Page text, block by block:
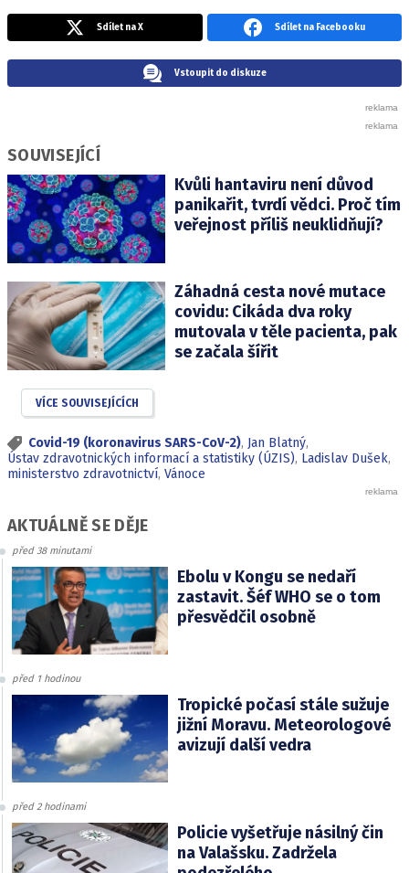
Sdílet na X Sdílet na Facebooku
Vstoupit do diskuze
SOUVISEJÍCÍ
Kvůli hantaviru není důvod
panikařit, tvrdí vědci. Proč tím
veřejnost příliš neuklidňují?
Záhadná cesta nové mutace
covidu: Cikáda dva roky
mutovala v těle pacienta, pak
se začala šířit
VÍCE SOUVISEJÍCÍCH
Covid-19 (koronavirus SARS-CoV-2), Jan Blatný,
Ústav zdravotnických informací a statistiky (ÚZIS), Ladislav Dušek,
ministerstvo zdravotnictví, Vánoce
AKTUÁLNĚ SE DĚJE
před 38 minutami
Ebolu v Kongu se nedaří
zastavit. Šéf WHO se o tom
přesvědčil osobně
před 1 hodinou
Tropické počasí stále sužuje
jižní Moravu. Meteorologové
avizují další vedra
před 2 hodinami
Policie vyšetřuje násilný čin
na Valašsku. Zadržela